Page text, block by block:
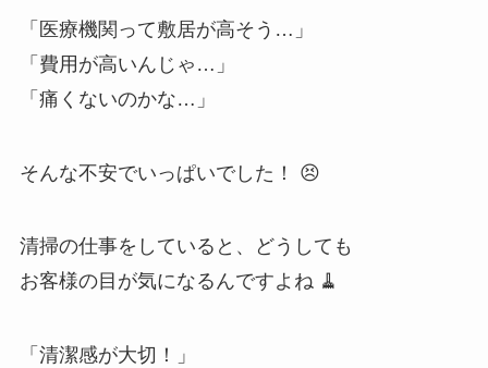
「医療機関って敷居が高そう…」
「費用が高いんじゃ…」
「痛くないのかな…」
そんな不安でいっぱいでした！ 😣
清掃の仕事をしていると、どうしても
お客様の目が気になるんですよね 🧹
「清潔感が大切！」